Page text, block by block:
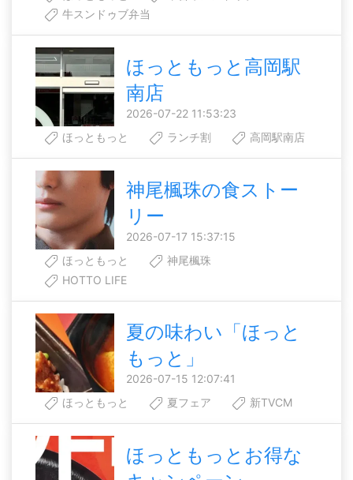
牛スンドゥブ弁当
ほっともっと高岡駅
南店
2026-07-22 11:53:23
ほっともっと
ランチ割 高岡駅南店
神尾楓珠の食ストー
リー
2026-07-17 15:37:15
ほっともっと
神尾楓珠
HOTTO LIFE
夏の味わい「ほっと
もっと」
2026-07-15 12:07:41
ほっともっと
夏フェア 新TVCM
ほっともっとお得な